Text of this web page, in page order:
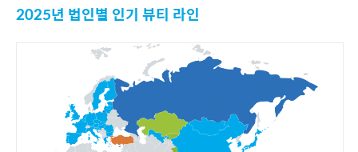
2025년 법인별 인기 뷰티 라인